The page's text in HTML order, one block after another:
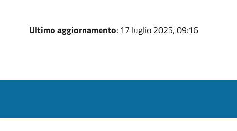
Ultimo aggiornamento: 17 luglio 2025, 09:16